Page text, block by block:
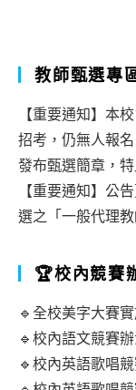
教師甄選專
【重要通知】本
招考，仍無人報
發布甄選簡章，特
【重要通知】公
選之「一般代理
🏆校內競賽
🔹全校美字大賽
🔹校內語文競賽
🔹校內英語歌唱